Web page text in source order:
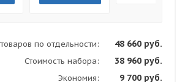
по отдельности: 48 660 руб.
Стоимость набора: 38 960 руб.
Экономия: 9 700 руб.